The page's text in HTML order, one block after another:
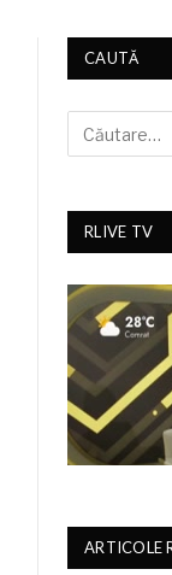
CAUTĂ
RLIVE TV
ARTICOLE